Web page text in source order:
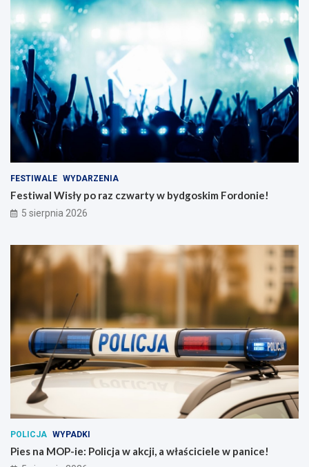
FESTIWALE WYDARZENIA
Festiwal Wisły po raz czwarty w bydgoskim Fordonie!
5 sierpnia 2026
POLICJA WYPADKI
Pies na MOP-ie: Policja w akcji, a właściciele w panice!